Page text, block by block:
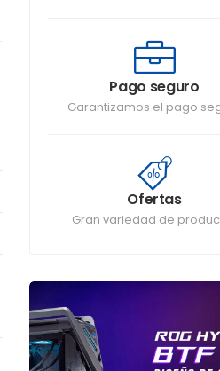
Pago seguro
Garantizamos el pago
Ofertas
Gran variedad de